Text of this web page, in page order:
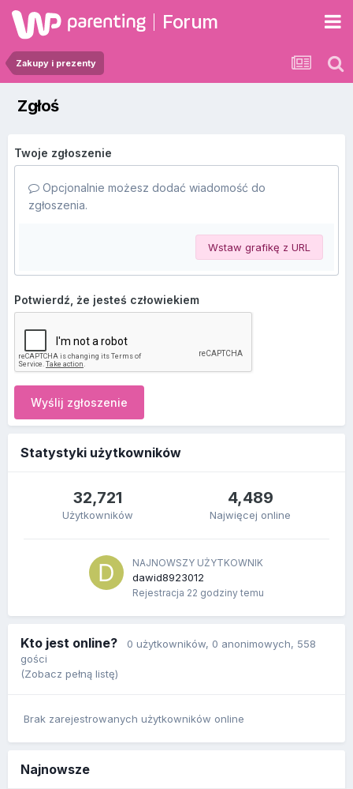
Forum
Zakupy i prezenty
Zgłoś
Twoje zgłoszenie
Opcjonalnie możesz dodać wiadomość do
zgłoszenia.
Wstaw grafikę z URL
Potwierdź, że jesteś człowiekiem
Wyślij zgłoszenie
Statystyki użytkowników
32,721
Użytkowników
4,489
Najwięcej online
NAJNOWSZY UŻYTKOWNIK
dawid8923012
Rejestracja 22 godziny temu
Kto jest online? 0 użytkowników, 0 anonimowych, 558
gości
(Zobacz pełną listę)
Brak zarejestrowanych użytkowników online
Najnowsze